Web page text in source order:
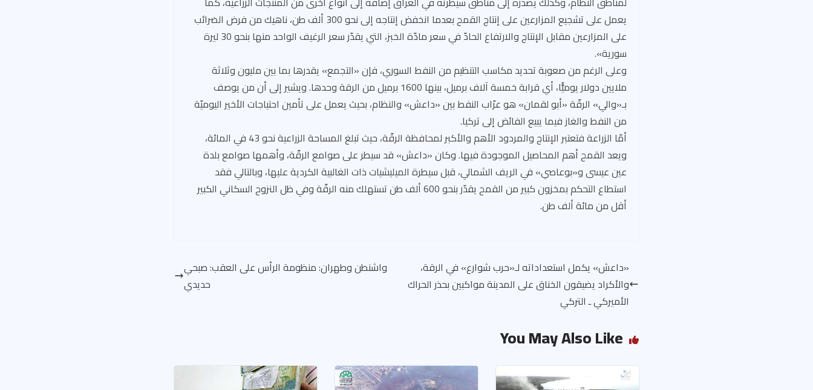
يعمل على تشجيع المزارعين على إنتاج القمح بعدما انخفض إنتاجه إلى نحو 300 ألف طن، ناهيك من فرض الضرائب
على المزارعين مقابل الإنتاج والارتفاع الحادّ في سعر مادّة الخبز، التي يقدّر سعر الرغيف الواحد منها بنحو 30 ليرة
سورية».
وعلى الرغم من صعوبة تحديد مكاسب التنظيم من النفط السوري، فإن «التجمع» يقدرها بما بين مليون وثلاثة
ملايين دولار يوميًّا، أي قرابة خمسة آلاف برميل، بينها 1600 برميل من الرقة وحدها. ويشير إلى أن من يوصف
بـ«والي» الرقّة «أبو لقمان» هو عرّاب النفط بين «داعش» والنظام، بحيث يعمل على تأمين احتياجات الأخير اليوميّة
من النفط والغاز فيما يبيع الفائض إلى تركيا.
أمّا الزراعة فتعتبر الإنتاج والمردود الأهم والأكبر لمحافظة الرقّة، حيث تبلغ المساحة الزراعية نحو 43 في المائة،
ويعد القمح أهم المحاصيل الموجودة فيها. وكان «داعش» قد سيطر على صوامع الرقّة، وأهمها صوامع بلدة
عين عيسى و«بوعاصي» في الريف الشمالي، قبل سيطرة الميليشيات ذات الغالبية الكردية عليها، وبالتالي فقد
استطاع التحكم بمخزون كبير من القمح يقدّر بنحو 600 ألف طن تستهلك منه الرقّة وفي ظل النزوح السكاني الكبير
أقل من مائة ألف طن.
«داعش» يكمل استعداداته لـ«حرب شوارع» في الرقة،
والأكراد يضيقون الخناق على المدينة مواكبين بحذر الحراك
الأميركي ـ التركي
واشنطن وطهران: منظومة الرأس على العقب: صبحي
حديدي
You May Also Like